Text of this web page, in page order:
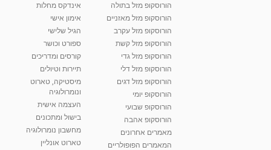
01:37
יוסי שר - מתמחה בשיטת אלכסנדר וטאי צ'י
01:46
רנה רז-גילו -טיפול אנרגטי ויעוץ רוחני - נומרולוגית
2,309 צפיות
05:37
סודות בתאריך הלידה, משמעות חודש הלידה -
ינואר זינה ליבשיץ נומרולוגית
3,261 צפיות
הורוסקופ מזל בתולה
הורוסקופ מזל מאזניים
הורוסקופ מזל עקרב
הורוסקופ מזל קשת
הורוסקופ מזל גדי
הורוסקופ מזל דלי
הורוסקופ מזל דגים
הורוסקופ יומי
הורוסקופ שבועי
הורוסקופ אהבה
מאמרים אחרונים
המאמרים הפופולריים
אינדקס מחלות
אימון אישי
הגיל שלישי
ספורט וכושר
קורסים ומדריכים
תיירות וטיולים
מיסטיקה, טארוט
ונומרולוגיה
העצמה אישית
בישול ומתכונים
מחשבון נומרולוגיה
טארוט אונליין